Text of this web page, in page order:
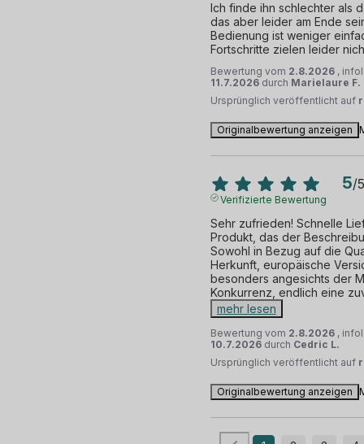
Ich finde ihn schlechter als
das aber leider am Ende
Bedienung ist weniger
Fortschritte zielen leider
Bewertung vom 2.8.2026 ,
11.7.2026 durch Marielaure F.
Ursprünglich veröffentlicht auf
Originalbewertung anzeigen
5/5
Verifizierte Bewertung
Sehr zufrieden! Schnelle
Produkt, das der
Sowohl in Bezug auf die
Herkunft, europäische
besonders angesichts der
Konkurrenz, endlich eine
mehr lesen
Bewertung vom 2.8.2026 ,
10.7.2026 durch Cedric L.
Ursprünglich veröffentlicht auf
Originalbewertung anzeigen